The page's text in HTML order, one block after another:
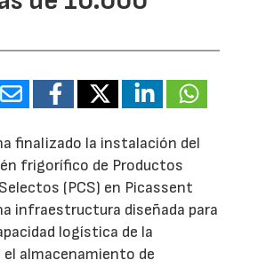
finalizado la instalación del
frigorífico de Productos
(PCS) en Picassent
infraestructura diseñada para
logística de la
el almacenamiento de